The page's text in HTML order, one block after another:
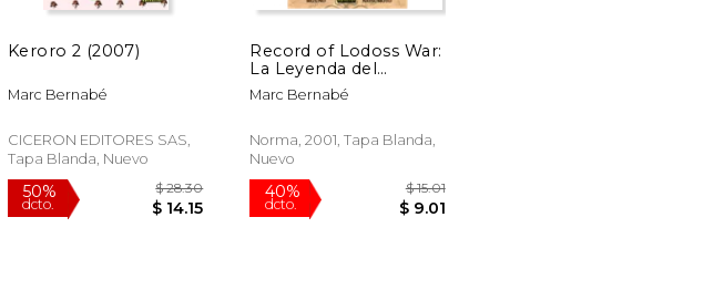
$ 9.01
40%
dcto. $ 9.01
50%
dcto.
Keroro 2 (2007)
Marc Bernabé
CICERON EDITORES SAS,
Tapa Blanda, Nuevo
Record of Lodoss War:
La Leyenda del
Caballero Heroico 12
Marc Bernabé
Norma, 2001, Tapa Blanda,
Nuevo